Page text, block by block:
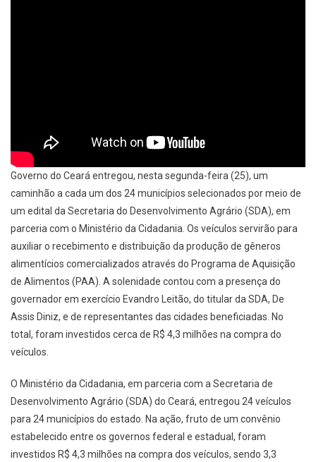
Governo do Ceará entregou, nesta segunda-feira (25), um
caminhão a cada um dos 24 municípios selecionados por meio de
um edital da Secretaria do Desenvolvimento Agrário (SDA), em
parceria com o Ministério da Cidadania. Os veículos servirão para
auxiliar o recebimento e distribuição da produção de gêneros
alimentícios comercializados através do Programa de Aquisição
de Alimentos (PAA). A solenidade contou com a presença do
governador em exercício Evandro Leitão, do titular da SDA, De
Assis Diniz, e de representantes das cidades beneficiadas. No
total, foram investidos cerca de R$ 4,3 milhões na compra do
veículos.
O Ministério da Cidadania, em parceria com a Secretaria de
Desenvolvimento Agrário (SDA) do Ceará, entregou 24 veículos
para 24 municípios do estado. Na ação, fruto de um convênio
estabelecido entre os governos federal e estadual, foram
investidos R$ 4,3 milhões na compra dos veículos, sendo 3,3